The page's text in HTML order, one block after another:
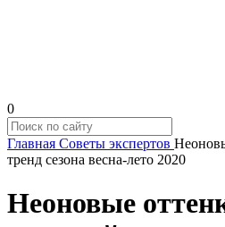
0
Главная Советы экспертов
тренд сезона весна-лето 2020
Неоновые